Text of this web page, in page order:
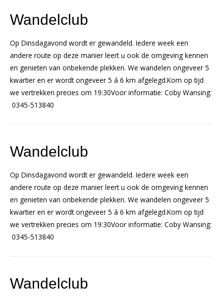
Wandelclub
Op Dinsdagavond wordt er gewandeld. Iedere week een
andere route op deze manier leert u ook de omgeving kennen
en genieten van onbekende plekken. We wandelen ongeveer 5
kwartier en er wordt ongeveer 5 á 6 km afgelegd.Kom op tijd
we vertrekken precies om 19:30Voor informatie: Coby Wansing:
0345-513840
Wandelclub
Op Dinsdagavond wordt er gewandeld. Iedere week een
andere route op deze manier leert u ook de omgeving kennen
en genieten van onbekende plekken. We wandelen ongeveer 5
kwartier en er wordt ongeveer 5 á 6 km afgelegd.Kom op tijd
we vertrekken precies om 19:30Voor informatie: Coby Wansing:
0345-513840
Wandelclub